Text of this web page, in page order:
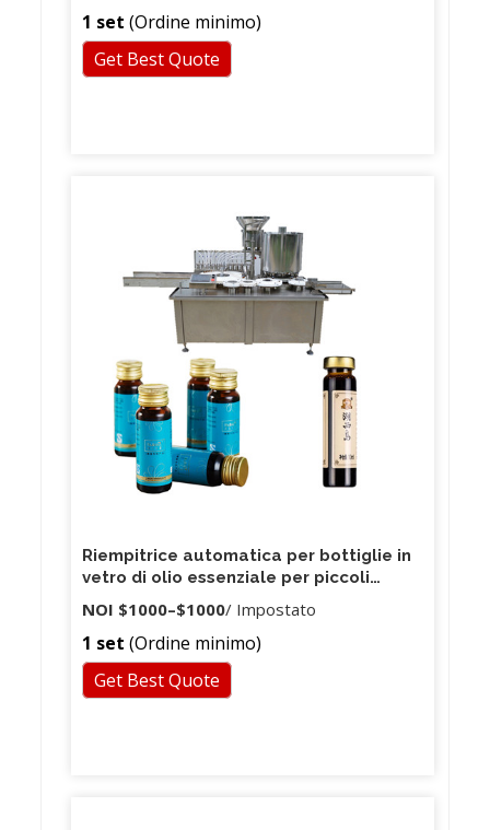
1 set (Ordine minimo)
Get Best Quote
Riempitrice automatica per bottiglie in
vetro di olio essenziale per piccoli
profumi
NOI $1000–$1000/ Impostato
1 set (Ordine minimo)
Get Best Quote